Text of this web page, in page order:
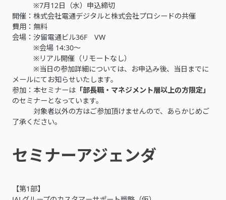
※7月12日（水）申込締切
開催：株式会社電通デジタルと株式会社プロシードの共催
費用：無料
会場：汐留電通ビル36F VW
※会場 14:30～
※リアル開催（リモートなし）
※当日の参加詳細については、お申込み後、当日までに
メールにてお知らせいたします。
参加：本セミナーは 「部長職・マネジメント層以上の方限定」
のセミナーとなっています。
対象者以外の方はご参加頂けませんので、あらかじめご
了承ください。
セミナーアジェンダ
【第1部】